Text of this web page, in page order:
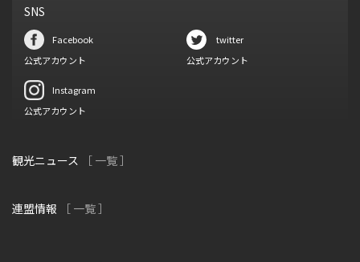
SNS
Facebook
公式アカウント
twitter
公式アカウント
Instagram
公式アカウント
観光ニュース ［ 一覧 ］
連盟情報 ［ 一覧 ］